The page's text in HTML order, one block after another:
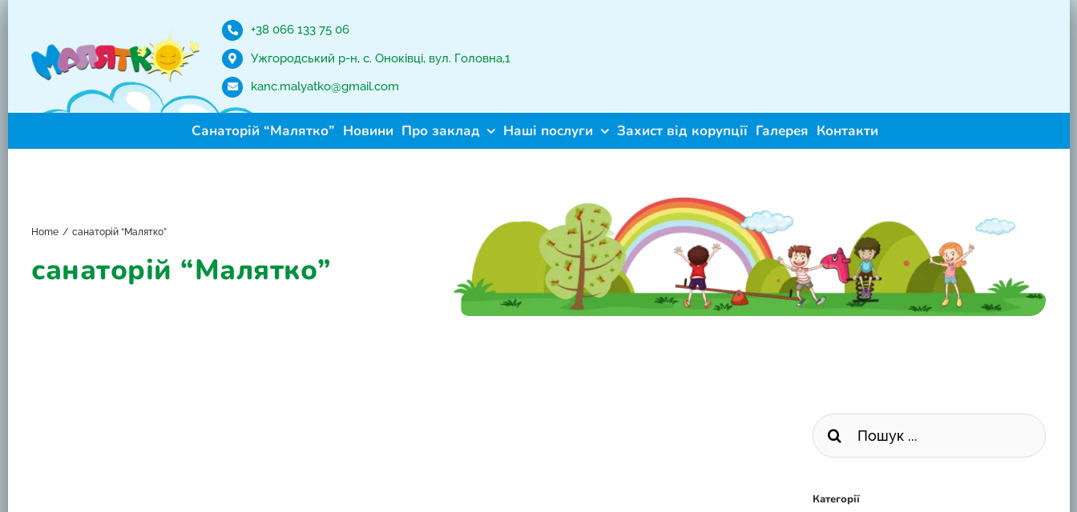
content
+38 066 133 75 06
Ужгородський р-н, с. Оноківці, вул. Головна,1
kanc.malyatko@gmail.com
Санаторій “Малятко” Новини Про заклад Наші послуги Захист від корупції Галерея Контакти
Home санаторій “Малятко”
санаторій “Малятко”
Пошук
...
Категорії